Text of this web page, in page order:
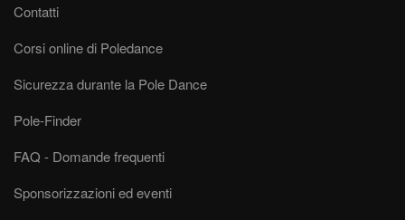
Contatti
Corsi online di Poledance
Sicurezza durante la Pole Dance
Pole-Finder
FAQ - Domande frequenti
Sponsorizzazioni ed eventi